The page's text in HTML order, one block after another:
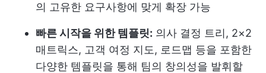
의 고유한 요구사항에 맞게 확장 가능
빠른 시작을 위한 템플릿: 의사 결정 트리, 2×2
매트릭스, 고객 여정 지도, 로드맵 등을 포함한
다양한 템플릿을 통해 팀의 창의성을 발휘할